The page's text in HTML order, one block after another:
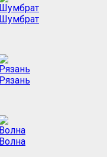
Шумбрат
Рязань
Волна